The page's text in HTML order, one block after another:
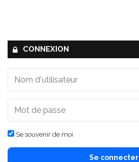
CONNEXION
Se souvenir de moi
Se connecter